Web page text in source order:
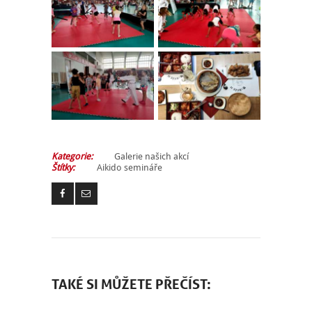
Kategorie:
Galerie našich akcí
Štítky:
Aikido semináře
TAKÉ SI MŮŽETE PŘEČÍST: